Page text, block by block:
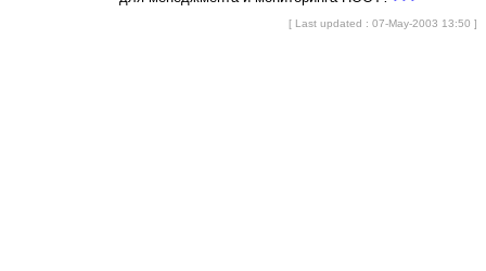
[ Last updated : 07-May-2003 13:50 ]